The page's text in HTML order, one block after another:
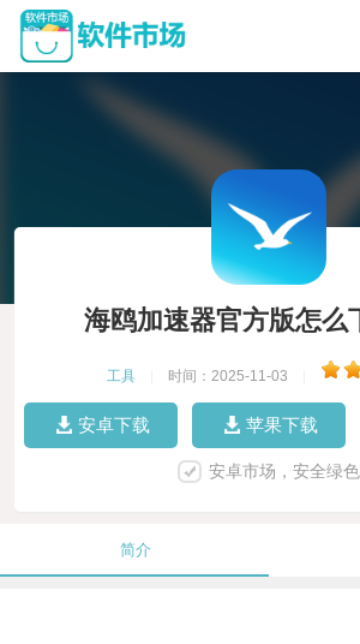
海鸥加速器官方版怎么
工具 时间：2025-11-03
安卓下载 苹果下载
安卓市场，安全绿色
简介